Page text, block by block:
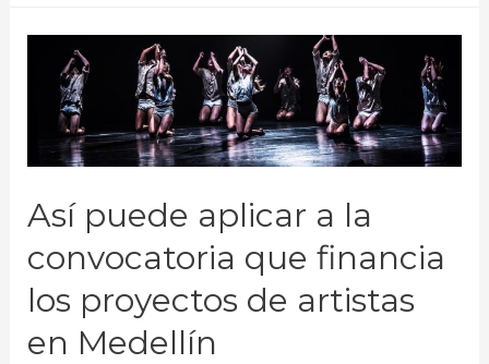
Así puede aplicar a la
convocatoria que financia
los proyectos de artistas
en Medellín